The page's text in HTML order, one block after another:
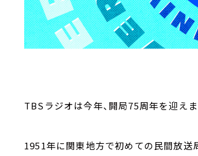
TBSラジオは今年、開局75周年を迎えま
1951年に関東地方で初めての民間放送